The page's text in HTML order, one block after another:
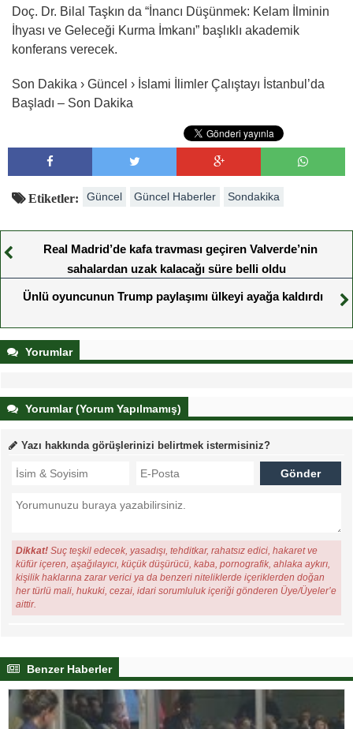
Doç. Dr. Bilal Taşkın da “İnancı Düşünmek: Kelam İlminin
İhyası ve Geleceği Kurma İmkanı” başlıklı akademik
konferans verecek.
Son Dakika › Güncel › İslami İlimler Çalıştayı İstanbul’da
Başladı – Son Dakika
Etiketler: Güncel Güncel Haberler Sondakika
Real Madrid’de kafa travması geçiren Valverde’nin
sahalardan uzak kalacağı süre belli oldu
Ünlü oyuncunun Trump paylaşımı ülkeyi ayağa kaldırdı
Yorumlar
Yorumlar (Yorum Yapılmamış)
Yazı hakkında görüşlerinizi belirtmek istermisiniz?
Dikkat! Suç teşkil edecek, yasadışı, tehditkar, rahatsız edici, hakaret ve
küfür içeren, aşağılayıcı, küçük düşürücü, kaba, pornografik, ahlaka aykırı,
kişilik haklarına zarar verici ya da benzeri niteliklerde içeriklerden doğan
her türlü mali, hukuki, cezai, idari sorumluluk içeriği gönderen Üye/Üyeler’e
aittir.
Benzer Haberler